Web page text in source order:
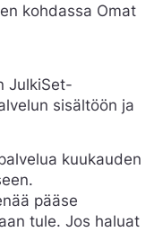
kohdassa Omat
JulkiSet-
sisältöön ja
kuukauden
pääse
tule. Jos haluat